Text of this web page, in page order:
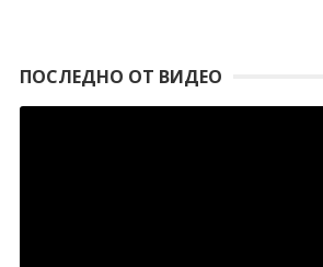
ПОСЛЕДНО ОТ ВИДЕО